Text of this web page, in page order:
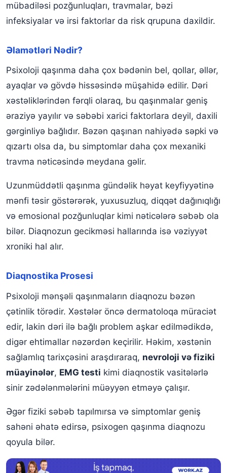
mübadiləsi pozğunluqları, travmalar, bəzi
infeksiyalar və irsi faktorlar da risk qrupuna daxildir.
Əlamətləri Nədir?
Psixoloji qaşınma daha çox bədənin bel, qollar, əllər,
ayaqlar və gövdə hissəsində müşahidə edilir. Dəri
xəstəliklərindən fərqli olaraq, bu qaşınmalar geniş
əraziyə yayılır və səbəbi xarici faktorlara deyil, daxili
gərginliyə bağlıdır. Bəzən qaşınan nahiyədə səpki və
qızartı olsa da, bu simptomlar daha çox mexaniki
travma nəticəsində meydana gəlir.
Uzunmüddətli qaşınma gündəlik həyat keyfiyyətinə
mənfi təsir göstərərək, yuxusuzluq, diqqət dağınıqlığı
və emosional pozğunluqlar kimi nəticələrə səbəb ola
bilər. Diaqnozun gecikməsi hallarında isə vəziyyət
xroniki hal alır.
Diaqnostika Prosesi
Psixoloji mənşəli qaşınmaların diaqnozu bəzən
çətinlik törədir. Xəstələr öncə dermatoloqa müraciət
edir, lakin dəri ilə bağlı problem aşkar edilmədikdə,
digər ehtimallar nəzərdən keçirilir. Həkim, xəstənin
sağlamlıq tarixçəsini araşdıraraq, nevroloji və fiziki
müayinələr, EMG testi kimi diaqnostik vasitələrlə
sinir zədələnmələrini müəyyən etməyə çalışır.
Əgər fiziki səbəb tapılmırsa və simptomlar geniş
sahəni əhatə edirsə, psixogen qaşınma diaqnozu
qoyula bilər.